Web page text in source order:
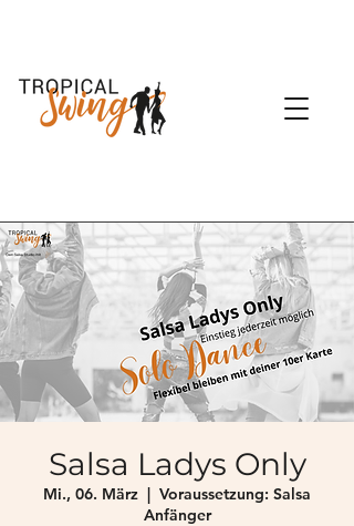
Salsa Ladys Only
Mi., 06. März
  |
Voraussetzung: Salsa
Anfänger